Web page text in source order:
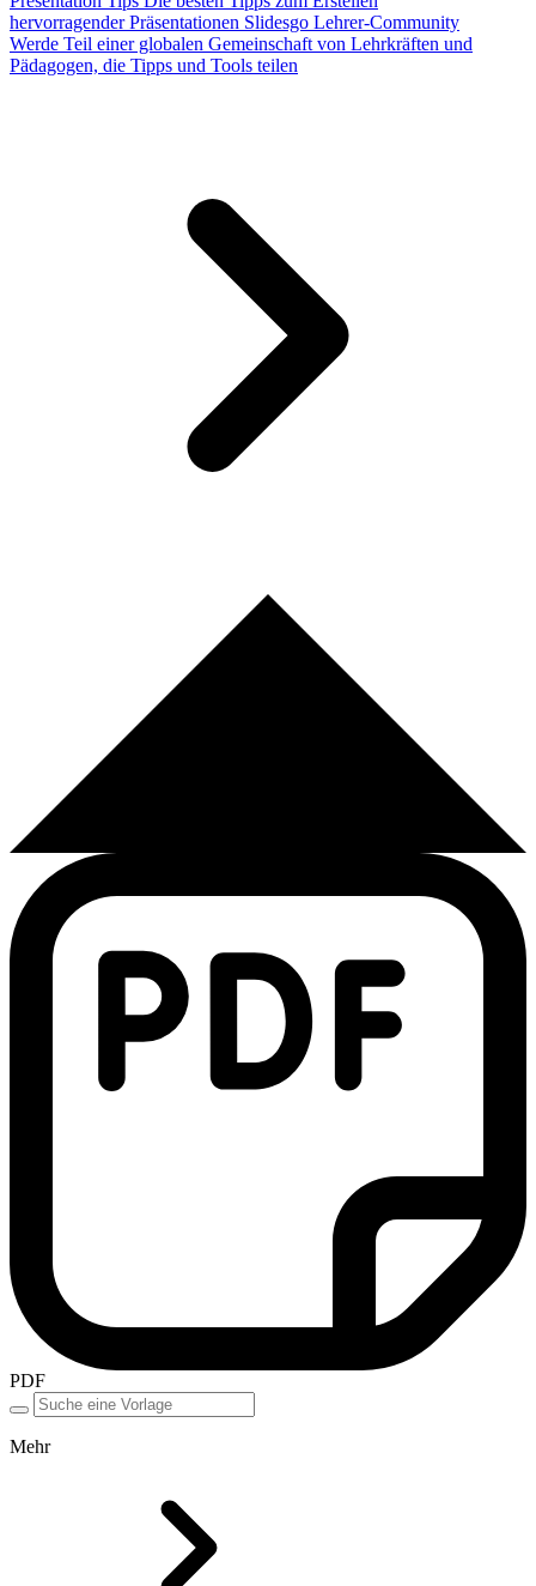
hervorragender Präsentationen Slidesgo Lehrer-Community
Werde Teil einer globalen Gemeinschaft von Lehrkräften und
Pädagogen, die Tipps und Tools teilen
PDF
Mehr